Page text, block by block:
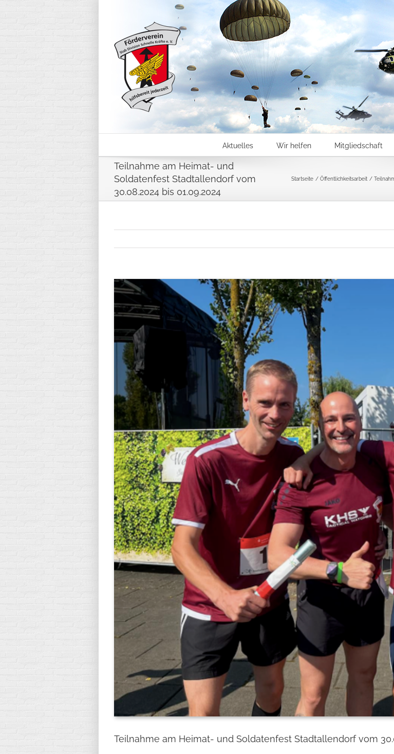
Aktuelles Wir helfen Mitgliedschaft
Teilnahme am Heimat- und
Soldatenfest Stadtallendorf vom
30.08.2024 bis 01.09.2024
Startseite Öffentlichkeitsarbeit
Zeige
grösseres
Bild
Teilnahme am Heimat- und Soldatenfest Stadtallendorf vom